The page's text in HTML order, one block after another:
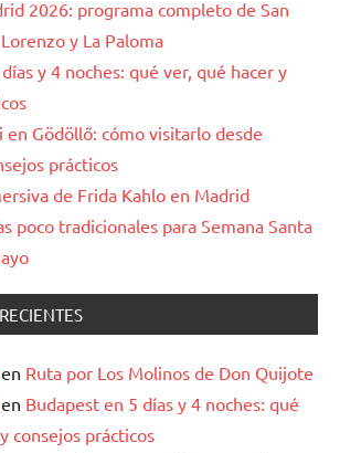
2026: programa completo de San
y La Paloma
y 4 noches: qué ver, qué hacer y
en Gödöllő: cómo visitarlo desde
prácticos
de Frida Kahlo en Madrid
poco tradicionales para Semana Santa
en Ruta por Los Molinos de Don Quijote
en Budapest en 5 días y 4 noches: qué
consejos prácticos